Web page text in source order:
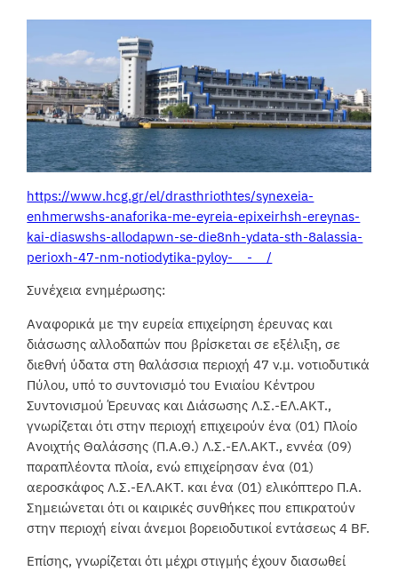
https://www.hcg.gr/el/drasthriothtes/synexeia-
enhmerwshs-anaforika-me-eyreia-epixeirhsh-ereynas-
kai-diaswshs-allodapwn-se-die8nh-ydata-sth-8alassia-
perioxh-47-nm-notiodytika-pyloy-__-__/
Συνέχεια ενημέρωσης:
Αναφορικά με την ευρεία επιχείρηση έρευνας και
διάσωσης αλλοδαπών που βρίσκεται σε εξέλιξη, σε
διεθνή ύδατα στη θαλάσσια περιοχή 47 ν.μ. νοτιοδυτικά
Πύλου, υπό το συντονισμό του Ενιαίου Κέντρου
Συντονισμού Έρευνας και Διάσωσης Λ.Σ.-ΕΛ.ΑΚΤ.,
γνωρίζεται ότι στην περιοχή επιχειρούν ένα (01) Πλοίο
Ανοιχτής Θαλάσσης (Π.Α.Θ.) Λ.Σ.-ΕΛ.ΑΚΤ., εννέα (09)
παραπλέοντα πλοία, ενώ επιχείρησαν ένα (01)
αεροσκάφος Λ.Σ.-ΕΛ.ΑΚΤ. και ένα (01) ελικόπτερο Π.Α.
Σημειώνεται ότι οι καιρικές συνθήκες που επικρατούν
στην περιοχή είναι άνεμοι βορειοδυτικοί εντάσεως 4 BF.
Επίσης, γνωρίζεται ότι μέχρι στιγμής έχουν διασωθεί